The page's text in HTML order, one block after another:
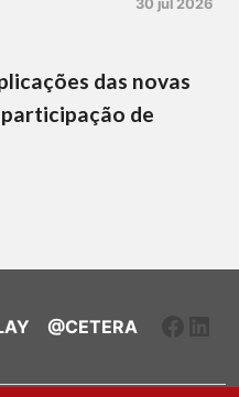
30 jul 2026
das novas
de
@CETERA